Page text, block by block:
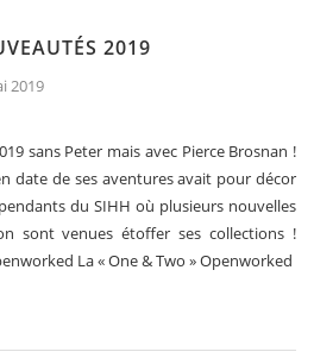
2019
2019
sans Peter mais avec Pierce Brosnan !
date de ses aventures avait pour décor
du SIHH où plusieurs nouvelles
sont venues étoffer ses collections !
La « One & Two » Openworked